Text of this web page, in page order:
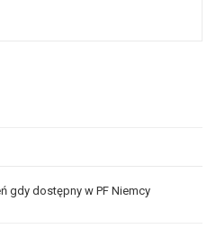
gdy dostępny w PF Niemcy